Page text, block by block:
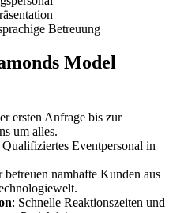
Betreuung
Model
ersten Anfrage bis zur
um alles.
Qualifiziertes Eventpersonal in
betreuen namhafte Kunden aus
: Schnelle Reaktionszeiten und